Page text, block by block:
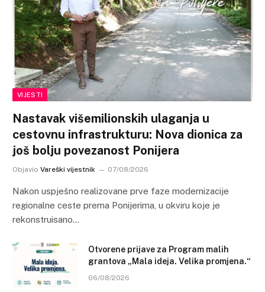
VIJESTI
Nastavak višemilionskih ulaganja u
cestovnu infrastrukturu: Nova dionica za
još bolju povezanost Ponijera
Objavio Vareški vijestnik 07/08/2026
Nakon uspješno realizovane prve faze modernizacije
regionalne ceste prema Ponijerima, u okviru koje je
rekonstruisano…
Otvorene prijave za Program malih
grantova „Mala ideja. Velika promjena.“
06/08/2026